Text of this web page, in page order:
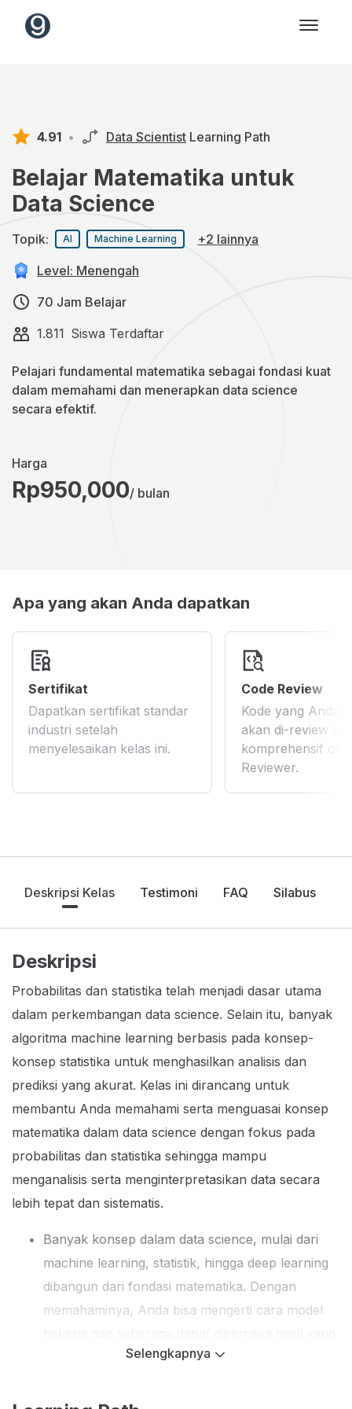
4.91 • Data Scientist Learning Path
Belajar Matematika untuk
Data Science
Topik: AI Machine Learning
+2 lainnya
Level: Menengah
70 Jam Belajar
1.811 Siswa Terdaftar
Pelajari fundamental matematika sebagai fondasi kuat
dalam memahami dan menerapkan data science
secara efektif.
Harga
Rp950,000/ bulan
Apa yang akan Anda dapatkan
Sertifikat
Dapatkan sertifikat standar
industri setelah
menyelesaikan kelas ini.
Code Review
Kode yang Anda
akan di-review
komprehensif
Reviewer.
Deskripsi Kelas Testimoni FAQ Silabus
Deskripsi
Probabilitas dan statistika telah menjadi dasar utama
dalam perkembangan data science. Selain itu, banyak
algoritma machine learning berbasis pada konsep-
konsep statistika untuk menghasilkan analisis dan
prediksi yang akurat. Kelas ini dirancang untuk
membantu Anda memahami serta menguasai konsep
matematika dalam data science dengan fokus pada
probabilitas dan statistika sehingga mampu
menganalisis serta menginterpretasikan data secara
lebih tepat dan sistematis.
Banyak konsep dalam data science, mulai dari
machine learning, statistik, hingga deep learning
dibangun dari fondasi matematika. Dengan
memahaminya, Anda bisa mengerti cara model
tren, dan hubungan antar data. Ini membuat
Selengkapnya